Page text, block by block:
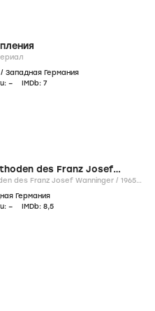
/ Западная Германия
– IMDb: 7
des Franz Josef
seltsamen Methoden des Franz Josef Wanninger / 1965-
Германия
– IMDb: 8,5